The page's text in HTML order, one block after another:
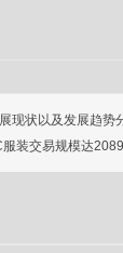
现状以及发展趋势
装交易规模达